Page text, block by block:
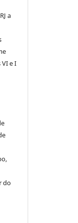
a
e I
do